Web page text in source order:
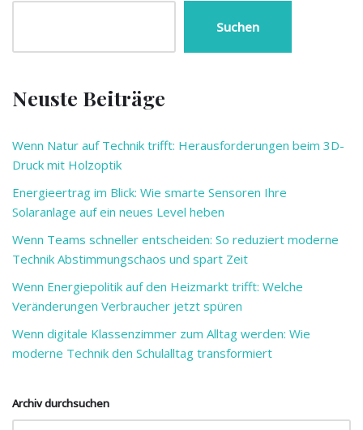
Suchen
Neuste Beiträge
Wenn Natur auf Technik trifft: Herausforderungen beim 3D-
Druck mit Holzoptik
Energieertrag im Blick: Wie smarte Sensoren Ihre
Solaranlage auf ein neues Level heben
Wenn Teams schneller entscheiden: So reduziert moderne
Technik Abstimmungschaos und spart Zeit
Wenn Energiepolitik auf den Heizmarkt trifft: Welche
Veränderungen Verbraucher jetzt spüren
Wenn digitale Klassenzimmer zum Alltag werden: Wie
moderne Technik den Schulalltag transformiert
Archiv durchsuchen